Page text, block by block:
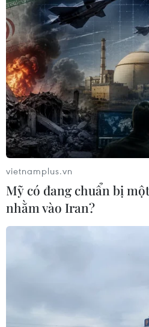
vietnamplus.vn
Mỹ có đang chuẩn bị
nhằm vào Iran?